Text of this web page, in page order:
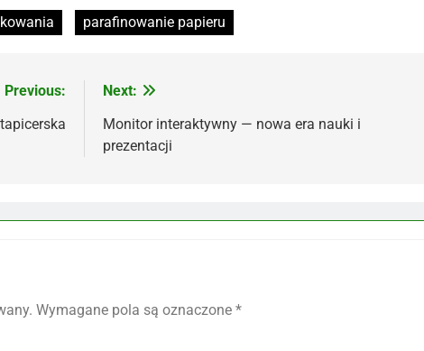
parafinowanie papieru
Previous:
Next:
Monitor interaktywny — nowa era nauki i
prezentacji
Wymagane pola są oznaczone *